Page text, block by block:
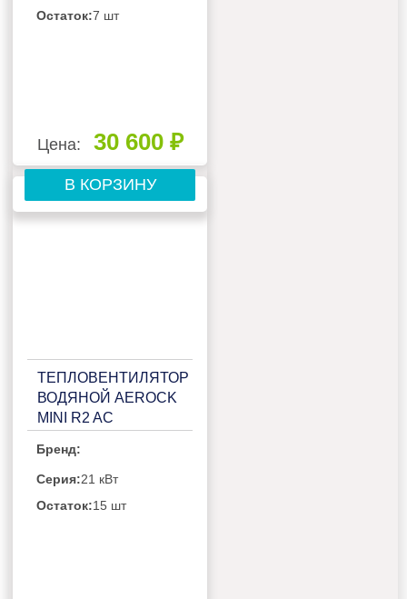
Остаток:7 шт
Цена: 30 600 ₽
В КОРЗИНУ
ТЕПЛОВЕНТИЛЯТОР
ВОДЯНОЙ AEROCK
MINI R2 AC
Бренд:
Серия:21 кВт
Остаток:15 шт